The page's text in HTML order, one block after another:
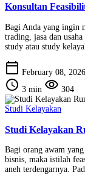
Konsultan
Bagi Anda yang ingin
trading, jasa dan
study atau study
calendar_today February 08, 2026
schedule 3 min visibility 304
Studi Kelayakan
Studi Kelayakan
Bagi orang awam
bisnis, maka istilah
aneh terdengarnya.